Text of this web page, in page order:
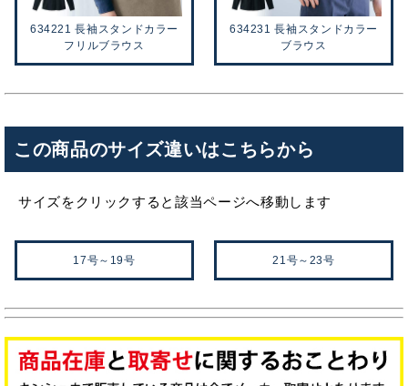
634221 長袖スタンドカラー
フリルブラウス
634231 長袖スタンドカラー
ブラウス
この商品のサイズ違いはこちらから
サイズをクリックすると該当ページへ移動します
17号～19号 21号～23号